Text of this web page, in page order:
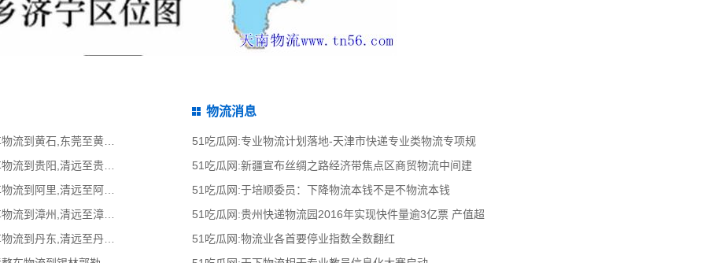
51吃瓜网:东莞到黄石物流公司,东莞整车物流到黄石,东莞至黄石物流专线 - 天南
51吃瓜网:清远到贵阳物流公司,清远整车物流到贵阳,清远至贵阳物流专线 - 天南
51吃瓜网:清远到阿里物流公司,清远整车物流到阿里,清远至阿里物流专线 - 天南
51吃瓜网:清远到漳州物流公司,清远整车物流到漳州,清远至漳州物流专线 - 天南
51吃瓜网:清远到丹东物流公司,清远整车物流到丹东,清远至丹东物流专线 - 天南
物流消息
51吃瓜网:专业物流计划落地-天津市快递专业类物流专项规
51吃瓜网:新疆宣布丝绸之路经济带焦点区商贸物流中间建
51吃瓜网:于培顺委员：下降物流本钱不是不物流本钱
51吃瓜网:贵州快递物流园2016年实现快件量逾3亿票 产值超
51吃瓜网:物流业各首要停业指数全数翻红